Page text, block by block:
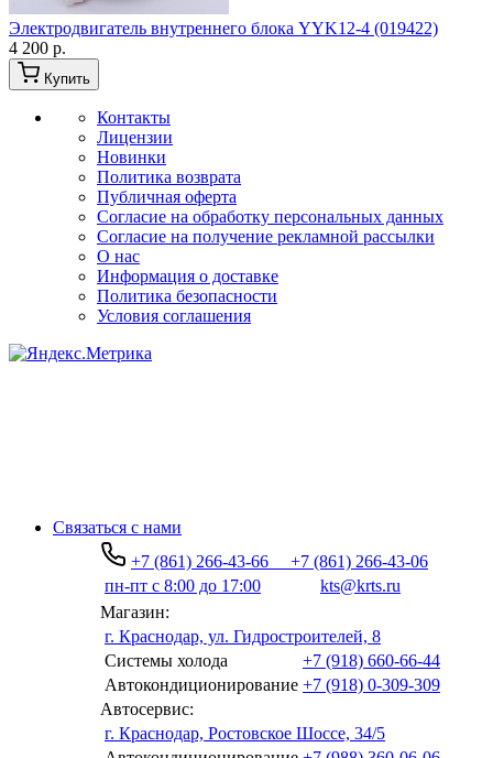
Электродвигатель внутреннего блока YYK12-4 (019422)
4 200 р.
Купить
Контакты
Лицензии
Новинки
Политика возврата
Публичная оферта
Согласие на обработку персональных данных
Согласие на получение рекламной рассылки
О нас
Информация о доставке
Политика безопасности
Условия соглашения
Связаться с нами
+7 (861) 266-43-66
+7 (861) 266-43-06
пн-пт с 8:00 до 17:00
kts@krts.ru
Магазин:
г. Краснодар, ул. Гидростроителей, 8
Системы холода
+7 (918) 660-66-44
Автокондиционирование +7 (918) 0-309-309
Автосервис:
г. Краснодар, Ростовское Шоссе, 34/5